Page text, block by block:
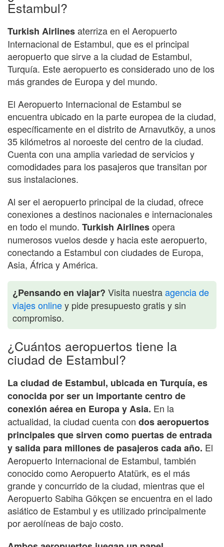
Estambul?
Turkish Airlinesaterriza en el Aeropuerto
Internacional de Estambul, que es el principal
aeropuerto que sirve a la ciudad de Estambul,
Turquía. Este aeropuerto es considerado uno de los
más grandes de Europa y del mundo.
El Aeropuerto Internacional de Estambul se
encuentra ubicado en la parte europea de la ciudad,
específicamente en el distrito de Arnavutköy, a unos
35 kilómetros al noroeste del centro de la ciudad.
Cuenta con una amplia variedad de servicios y
comodidades para los pasajeros que transitan por
sus instalaciones.
Al ser el aeropuerto principal de la ciudad, ofrece
conexiones a destinos nacionales e internacionales
en todo el mundo. Turkish Airlinesopera
numerosos vuelos desde y hacia este aeropuerto,
conectando a Estambul con ciudades de Europa,
Asia, África y América.
¿Pensando en viajar? Visita nuestraagencia de
viajes onliney pide presupuesto gratis y sin
compromiso.
¿Cuántos aeropuertos tiene la
ciudad de Estambul?
La ciudad de Estambul, ubicada en Turquía, es
conocida por ser un importante centro de
conexión aérea en Europa y Asia. En la
actualidad, la ciudad cuenta con dos aeropuertos
principales que sirven como puertas de entrada
y salida para millones de pasajeros cada año. El
Aeropuerto Internacional de Estambul, también
conocido como Aeropuerto Atatürk, es el más
grande y concurrido de la ciudad, mientras que el
Aeropuerto Sabiha Gökçen se encuentra en el lado
asiático de Estambul y es utilizado principalmente
por aerolíneas de bajo costo.